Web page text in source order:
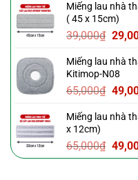
là:
Miếng lau nhà
( 45 x 15cm)
39,000₫ Giá
là:
Miếng lau nhà
Kitimop-N08
65,000₫ Giá
là:
Miếng lau nhà
x 12cm)
65,000₫ Giá
gốc